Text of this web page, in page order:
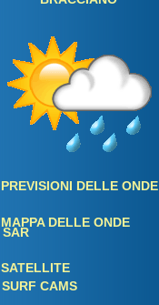
PREVISIONI DELLE ONDE
SURF CAMS
MAPPA DELLE ONDE
SATELLITE
SAR